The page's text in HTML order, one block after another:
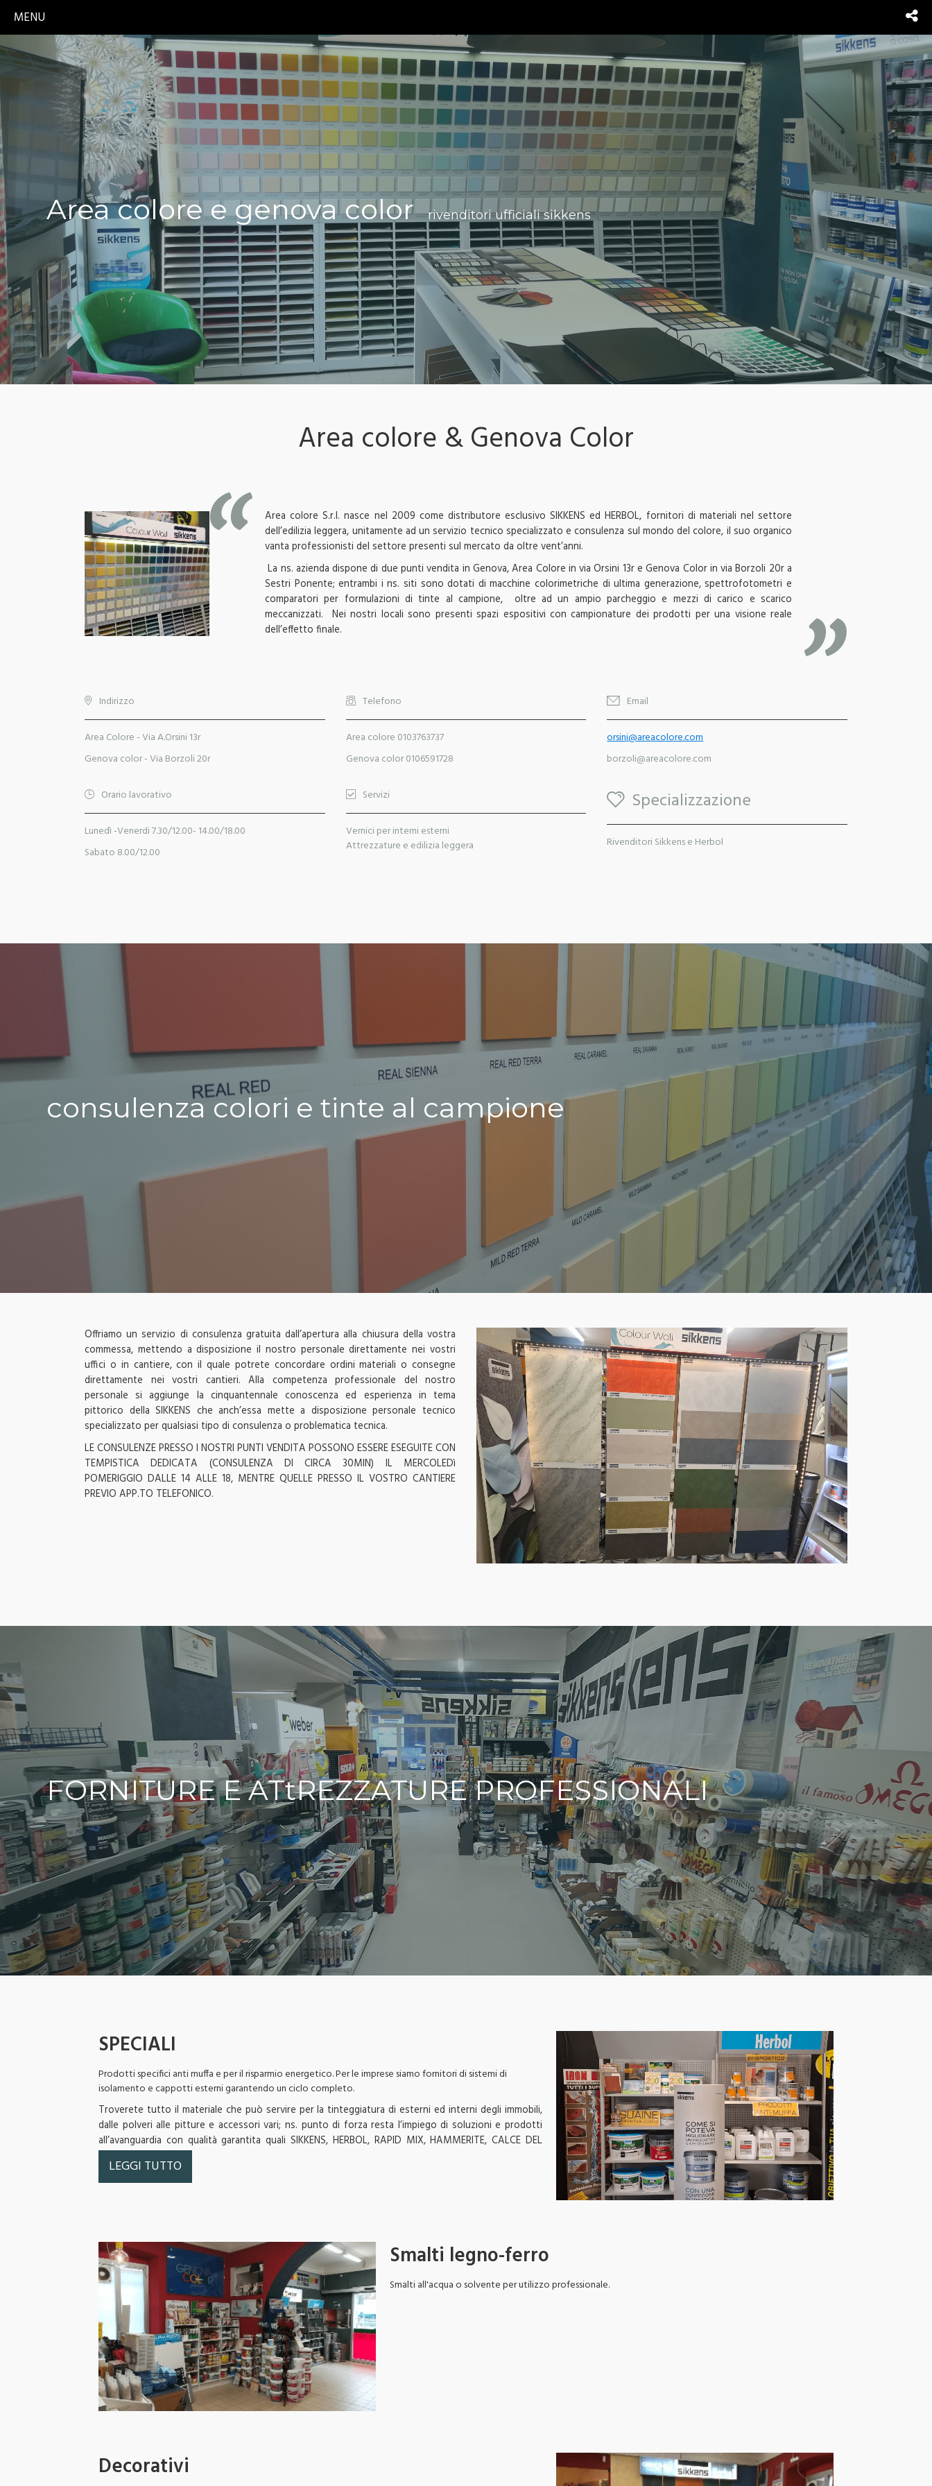
MENU
Area colore e genova colorrivenditori ufficiali sikkens
Area colore & Genova Color
Area colore S.r.l. nasce nel 2009 come distributore esclusivo SIKKENS ed HERBOL, fornitori di materiali nel settore
dell’edilizia leggera, unitamente ad un servizio tecnico specializzato e consulenza sul mondo del colore, il suo organico
vanta professionisti del settore presenti sul mercato da oltre vent’anni.
La ns. azienda dispone di due punti vendita in Genova, Area Colore in via Orsini 13r e Genova Color in via Borzoli 20r a
Sestri Ponente; entrambi i ns. siti sono dotati di macchine colorimetriche di ultima generazione, spettrofotometri e
comparatori per formulazioni di tinte al campione,
oltre ad un ampio parcheggio e mezzi di carico e scarico
meccanizzati.
Nei nostri locali sono presenti spazi espositivi con campionature dei prodotti per una visione reale
dell’effetto finale.
Indirizzo
Area Colore - Via A.Orsini 13r
Genova color - Via Borzoli 20r
Telefono
Area colore 0103763737
Genova color 0106591728
Email
orsini@areacolore.com
borzoli@areacolore.com
Orario lavorativo
Lunedì -venerdi 7.30/12.00- 14.00/18.00
Sabato 8.00/12.00
Servizi
Vernici per interni esterni
Attrezzature e edilizia leggera
Specializzazione
Rivenditori Sikkens e Herbol
consulenza colori e tinte al campione
Offriamo un servizio di consulenza gratuita dall’apertura alla chiusura della vostra
commessa, mettendo a disposizione il nostro personale direttamente nei vostri
uffici o in cantiere, con il quale potrete concordare ordini materiali o consegne
direttamente nei vostri cantieri. Alla competenza professionale del nostro
personale si aggiunge la cinquantennale conoscenza ed esperienza in tema
pittorico della SIKKENS che anch’essa mette a disposizione personale tecnico
specializzato per qualsiasi tipo di consulenza o problematica tecnica.
LE CONSULENZE PRESSO I NOSTRI PUNTI VENDITA POSSONO ESSERE ESEGUITE CON
TEMPISTICA DEDICATA (CONSULENZA DI CIRCA 30MIN) IL MERCOLEDì
POMERIGGIO DALLE 14 ALLE 18, MENTRE QUELLE PRESSO IL VOSTRO CANTIERE
PREVIO APP.TO TELEFONICO.
FORNITURE E ATtREZZATURE PROFESSIONALI
SPECIALI
Prodotti specifici anti muffa e per il risparmio energetico. Per le imprese siamo fornitori di sistemi di
isolamento e cappotti esterni garantendo un ciclo completo.
Troverete tutto il materiale che può servire per la tinteggiatura di esterni ed interni degli immobili,
dalle polveri alle pitture e accessori vari; ns. punto di forza resta l’impiego di soluzioni e prodotti
all’avanguardia con qualità garantita quali SIKKENS, HERBOL, RAPID MIX, HAMMERITE, CALCE DEL
nazionale ed estero.
- Informazione continua su tutte le novità ed opportunità che il mercato offre, attraverso corsi
tecnici di aggiornamento ed incontri in sede con personale specializzato.
LEGGI TUTTO
Smalti legno-ferro
Smalti all'acqua o solvente per utilizzo professionale.
Decorativi